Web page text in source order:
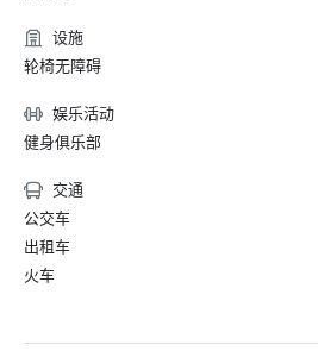
设施
轮椅无障碍
娱乐活动
健身俱乐部
交通
公交车
出租车
火车